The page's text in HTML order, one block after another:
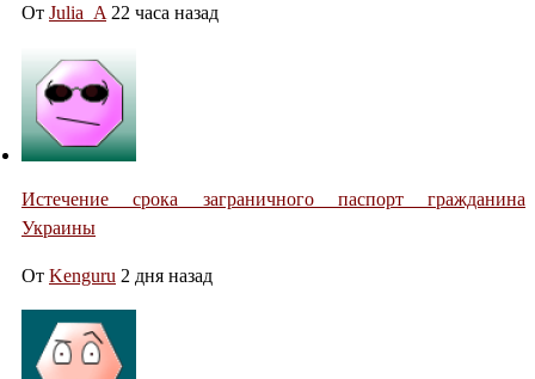
От Julia_A 22 часа назад
Истечение срока заграничного паспорт гражданина
Украины
От Kenguru 2 дня назад